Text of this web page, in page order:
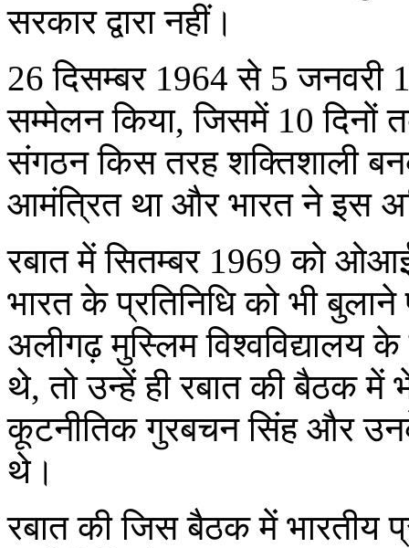
सरकार द्वारा नहीं।
26 दिसम्बर 1964 से 5 जनवरी
सम्मेलन किया, जिसमें 10 दिनों
संगठन किस तरह शक्तिशाली
आमंत्रित था और भारत ने इस
रबात में सितम्बर 1969 को
भारत के प्रतिनिधि को भी
अलीगढ़ मुस्लिम विश्वविद्यालय
थे, तो उन्हें ही रबात की बैठक
कूटनीतिक गुरबचन सिंह और
थे।
रबात की जिस बैठक में भारतीय